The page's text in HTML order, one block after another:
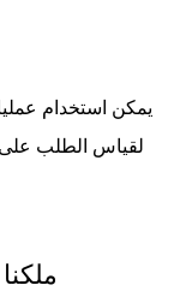
يمكن استخدام
لقياس الطلب على
ملكنا